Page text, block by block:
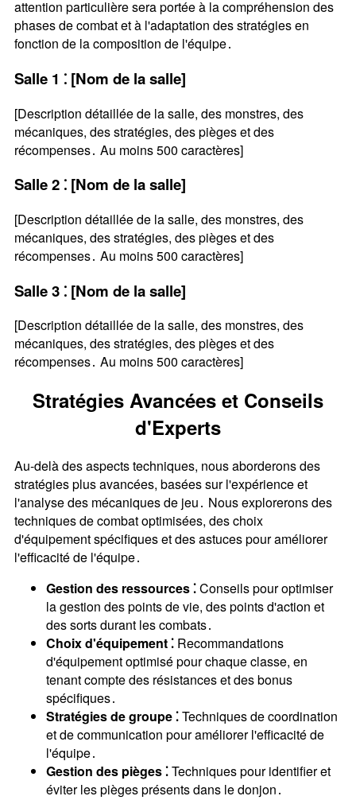
attention particulière sera portée à la compréhension des
phases de combat et à l'adaptation des stratégies en
fonction de la composition de l'équipe․
Salle 1 ⁚ [Nom de la salle]
[Description détaillée de la salle, des monstres, des
mécaniques, des stratégies, des pièges et des
récompenses․ Au moins 500 caractères]
Salle 2 ⁚ [Nom de la salle]
[Description détaillée de la salle, des monstres, des
mécaniques, des stratégies, des pièges et des
récompenses․ Au moins 500 caractères]
Salle 3 ⁚ [Nom de la salle]
[Description détaillée de la salle, des monstres, des
mécaniques, des stratégies, des pièges et des
récompenses․ Au moins 500 caractères]
Stratégies Avancées et Conseils
d'Experts
Au-delà des aspects techniques, nous aborderons des
stratégies plus avancées, basées sur l'expérience et
l'analyse des mécaniques de jeu․ Nous explorerons des
techniques de combat optimisées, des choix
d'équipement spécifiques et des astuces pour améliorer
l'efficacité de l'équipe․
Gestion des ressources ⁚Conseils pour optimiser
la gestion des points de vie, des points d'action et
des sorts durant les combats․
Choix d'équipement ⁚Recommandations
d'équipement optimisé pour chaque classe, en
tenant compte des résistances et des bonus
spécifiques․
Stratégies de groupe ⁚Techniques de coordination
et de communication pour améliorer l'efficacité de
l'équipe․
Gestion des pièges ⁚Techniques pour identifier et
éviter les pièges présents dans le donjon․